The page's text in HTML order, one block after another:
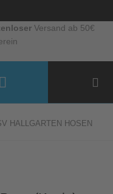
Versand ab 50€
HALLGARTEN HOSEN